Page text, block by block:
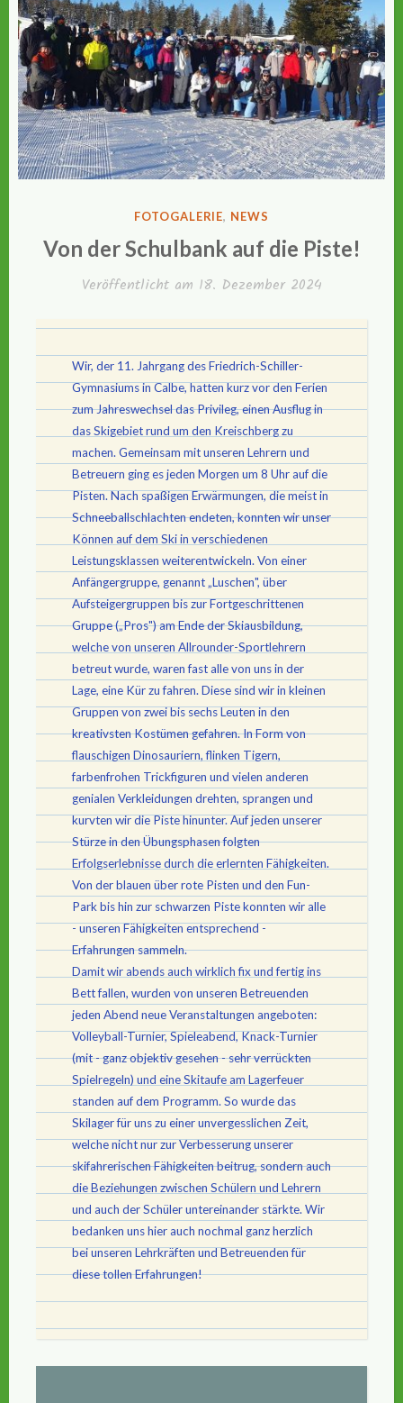
VERÖFFENTLICHT
FOTOGALERIE, NEWS
Von der Schulbank auf die Piste!
Veröffentlicht am 18. Dezember 2024
Wir, der 11. Jahrgang des Friedrich-Schiller-
Gymnasiums in Calbe, hatten kurz vor den Ferien
zum Jahreswechsel das Privileg, einen Ausflug in
das Skigebiet rund um den Kreischberg zu
machen. Gemeinsam mit unseren Lehrern und
Betreuern ging es jeden Morgen um 8 Uhr auf die
Pisten. Nach spaßigen Erwärmungen, die meist in
Schneeballschlachten endeten, konnten wir unser
Können auf dem Ski in verschiedenen
Leistungsklassen weiterentwickeln. Von einer
Anfängergruppe, genannt „Luschen", über
Aufsteigergruppen bis zur Fortgeschrittenen
Gruppe („Pros") am Ende der Skiausbildung,
welche von unseren Allrounder-Sportlehrern
betreut wurde, waren fast alle von uns in der
Lage, eine Kür zu fahren. Diese sind wir in kleinen
Gruppen von zwei bis sechs Leuten in den
kreativsten Kostümen gefahren. In Form von
flauschigen Dinosauriern, flinken Tigern,
farbenfrohen Trickfiguren und vielen anderen
genialen Verkleidungen drehten, sprangen und
kurvten wir die Piste hinunter. Auf jeden unserer
Stürze in den Übungsphasen folgten
Erfolgserlebnisse durch die erlernten Fähigkeiten.
Von der blauen über rote Pisten und den Fun-
Park bis hin zur schwarzen Piste konnten wir alle
- unseren Fähigkeiten entsprechend -
Erfahrungen sammeln.
Damit wir abends auch wirklich fix und fertig ins
Bett fallen, wurden von unseren Betreuenden
jeden Abend neue Veranstaltungen angeboten:
Volleyball-Turnier, Spieleabend, Knack-Turnier
(mit - ganz objektiv gesehen - sehr verrückten
Spielregeln) und eine Skitaufe am Lagerfeuer
standen auf dem Programm. So wurde das
Skilager für uns zu einer unvergesslichen Zeit,
welche nicht nur zur Verbesserung unserer
skifahrerischen Fähigkeiten beitrug, sondern auch
die Beziehungen zwischen Schülern und Lehrern
und auch der Schüler untereinander stärkte. Wir
bedanken uns hier auch nochmal ganz herzlich
bei unseren Lehrkräften und Betreuenden für
diese tollen Erfahrungen!